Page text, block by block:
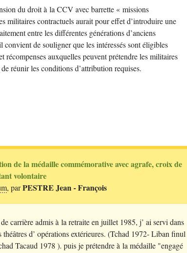
du droit à la CCV avec barrette « missions
militaires contractuels aurait pour effet d’introduire une
entre les différentes générations d’anciens
convient de souligner que les intéressés sont éligibles
récompenses auxquelles peuvent prétendre les militaires
réunir les conditions d’attribution requises.
de la médaille commémorative avec agrafe, croix de
volontaire
, parPESTRE Jean - François
carrière admis à la retraite en juillet 1985, j’ ai servi dans
théâtres d’ opérations extérieures. (Tchad 1972- Liban finul
Tacaud 1978 ). puis je prétendre à la médaille "engagé